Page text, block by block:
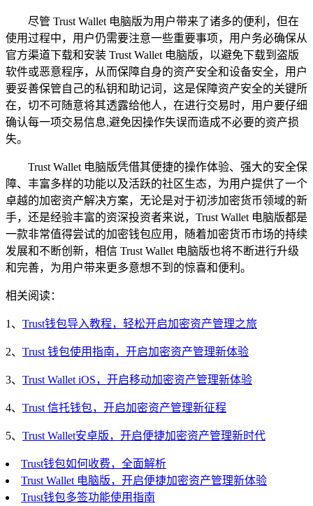
尽管 Trust Wallet 电脑版为用户带来了诸多的便利，但在
使用过程中，用户仍需要注意一些重要事项，用户务必确保从
官方渠道下载和安装 Trust Wallet 电脑版，以避免下载到盗版
软件或恶意程序，从而保障自身的资产安全和设备安全，用户
要妥善保管自己的私钥和助记词，这是保障资产安全的关键所
在，切不可随意将其透露给他人，在进行交易时，用户要仔细
确认每一项交易信息,避免因操作失误而造成不必要的资产损
失。
Trust Wallet 电脑版凭借其便捷的操作体验、强大的安全保
障、丰富多样的功能以及活跃的社区生态，为用户提供了一个
卓越的加密资产解决方案，无论是对于初涉加密货币领域的新
手，还是经验丰富的资深投资者来说，Trust Wallet 电脑版都是
一款非常值得尝试的加密钱包应用，随着加密货币市场的持续
发展和不断创新，相信 Trust Wallet 电脑版也将不断进行升级
和完善，为用户带来更多意想不到的惊喜和便利。
相关阅读：
1、 Trust钱包导入教程，轻松开启加密资产管理之旅
2、 Trust 钱包使用指南，开启加密资产管理新体验
3、 Trust Wallet iOS，开启移动加密资产管理新体验
4、 Trust 信托钱包，开启加密资产管理新征程
5、 Trust Wallet安卓版，开启便捷加密资产管理新时代
Trust钱包如何收费，全面解析
Trust Wallet 电脑版，开启便捷加密资产管理新体验
Trust钱包多签功能使用指南